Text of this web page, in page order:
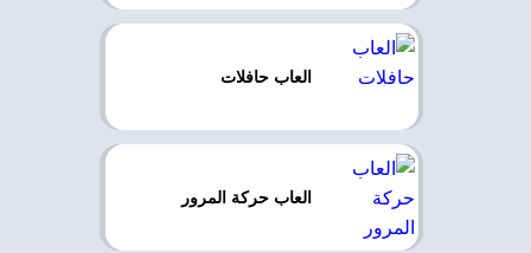
العاب حافلات
العاب حركة المرور